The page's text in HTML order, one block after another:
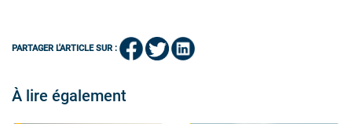
PARTAGER L'ARTICLE SUR :
À lire également